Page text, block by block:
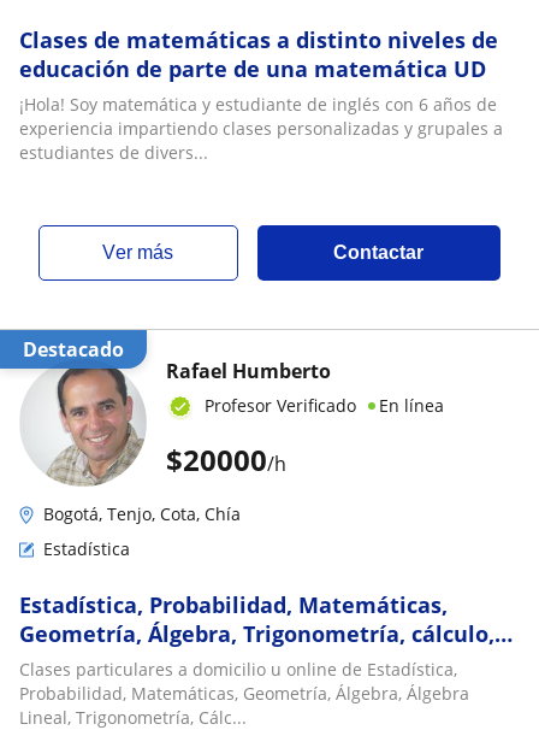
Clases de matemáticas a distinto niveles de
educación de parte de una matemática UD
¡Hola! Soy matemática y estudiante de inglés con 6 años de
experiencia impartiendo clases personalizadas y grupales a
estudiantes de divers...
ver más Contactar
Destacado
$20000/h
Rafael Humberto
Profesor Verificado En línea
Bogotá, Tenjo, Cota, Chía
Estadística
Estadística, Probabilidad, Matemáticas,
Geometría, Álgebra, Trigonometría, cálculo,
Álgebra Lineal, Física, Química
Clases particulares a domicilio u online de Estadística,
Probabilidad, Matemáticas, Geometría, Álgebra, Álgebra
Lineal, Trigonometría, Cálc...